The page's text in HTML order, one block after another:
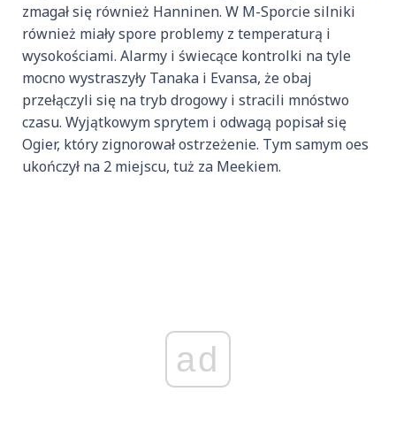
zmagał się również Hanninen. W M-Sporcie silniki
również miały spore problemy z temperaturą i
wysokościami. Alarmy i świecące kontrolki na tyle
mocno wystraszyły Tanaka i Evansa, że obaj
przełączyli się na tryb drogowy i stracili mnóstwo
czasu. Wyjątkowym sprytem i odwagą popisał się
Ogier, który zignorował ostrzeżenie. Tym samym oes
ukończył na 2 miejscu, tuż za Meekiem.
ad